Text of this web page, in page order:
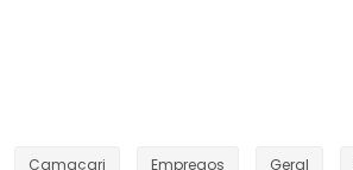
Camaçari Empregos Geral